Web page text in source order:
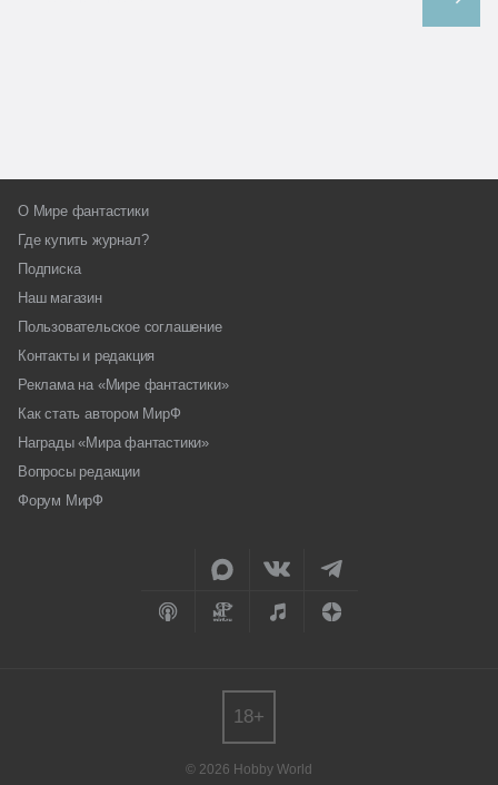
О Мире фантастики
Где купить журнал?
Подписка
Наш магазин
Пользовательское соглашение
Контакты и редакция
Реклама на «Мире фантастики»
Как стать автором МирФ
Награды «Мира фантастики»
Вопросы редакции
Форум МирФ
© 2026 Hobby World
18+